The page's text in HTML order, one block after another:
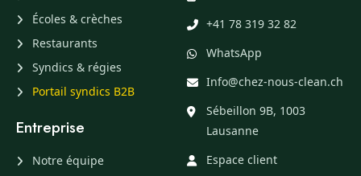
Écoles & crèches
Restaurants
Syndics & régies
Portail syndics B2B
Entreprise
Notre équipe
+41 78 319 32 82
WhatsApp
Info@chez-nous-clean.ch
Sébeillon 9B, 1003
Lausanne
Espace client